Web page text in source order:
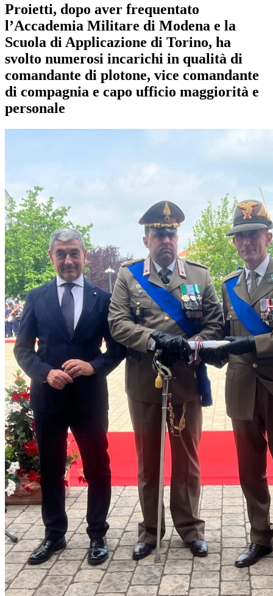
Proietti, dopo aver frequentato
l’Accademia Militare di Modena e la
Scuola di Applicazione di Torino, ha
svolto numerosi incarichi in qualità di
comandante di plotone, vice comandante
di compagnia e capo ufficio maggiorità e
personale